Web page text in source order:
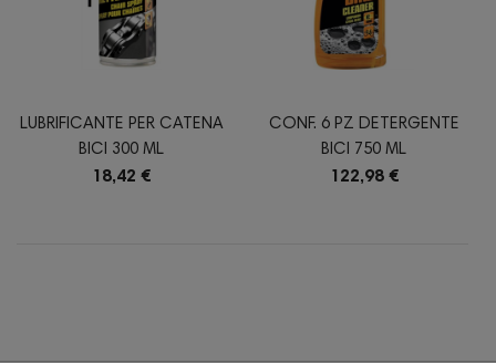
LUBRIFICANTE PER CATENA
BICI 300 ML
18,42 €
CONF. 6 PZ DETERGENTE
BICI 750 ML
122,98 €